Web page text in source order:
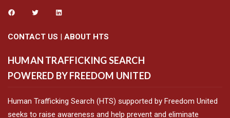
CONTACT US | ABOUT HTS
HUMAN TRAFFICKING SEARCH
POWERED BY FREEDOM UNITED
Human Trafficking Search (HTS) supported by Freedom United
seeks to raise awareness and help prevent and eliminate